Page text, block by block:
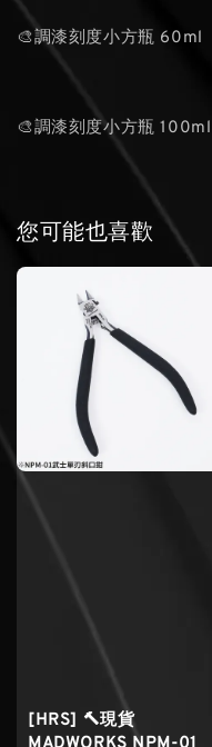
🎨調漆刻度小方瓶 60ml
🎨調漆刻度小方瓶 100ml
您可能也喜歡
[HRS] 🔨現貨